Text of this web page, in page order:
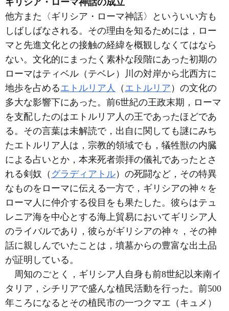
ギリシア・ローマ神話の成立
他方また〈ギリシア・ローマ神話〉といういい方も
しばしばなされる。その理由を知るためには，ロー
マと先進文化との接触の経緯を概観しなくてはなら
ない。文化的にまったく素朴な段階にあった初期の
ローマはティベル（テベレ）川の対岸から北西方に
地歩を占めるエトルリア人 （ エトルリア ）の文化の
多大な影響下にあった。前6世紀の王政末期，ローマ
を支配したのはエトルリア人の王であったほどであ
る。その言葉は未解読で，出自に関しても謎にみち
たエトルリア人は，宗教的領域でも，犠牲獣の内臓
による占いとか，本来死者崇拝の儀礼であったとさ
れる剣奴（ グラディアトル）の死闘など，その特異
なものをローマに伝える一方で，ギリシアの神々を
ローマ人に仲介する役目をも果たした。彼らはテュ
レニア海を中心とする海上貿易においてギリシア人
のライバルであり，彼らがギリシアの神々，その神
話に親しんでいたことは，墳墓からの豊富な出土品
が証明している。
周知のごとく，ギリシア人自身も前8世紀以来南イ
タリア，シチリアで盛んな植民活動を行った。前500
年ころになるとその植民市の一つクマエ（キュメ）